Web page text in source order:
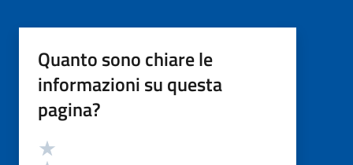
Quanto sono chiare le
informazioni su questa
pagina?
Valutazione